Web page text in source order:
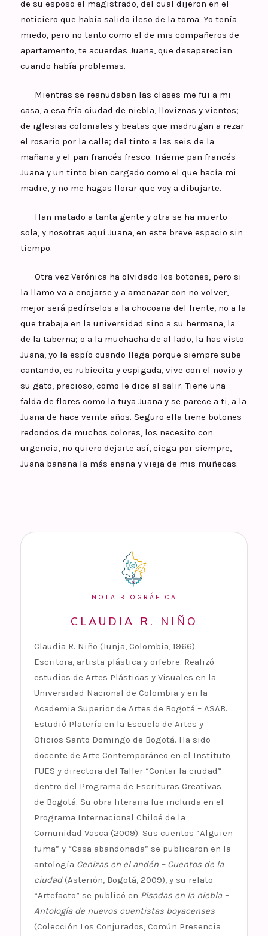
de su esposo el magistrado, del cual dijeron en el
noticiero que había salido ileso de la toma. Yo tenía
miedo, pero no tanto como el de mis compañeros de
apartamento, te acuerdas Juana, que desaparecían
cuando había problemas.
Mientras se reanudaban las clases me fui a mi
casa, a esa fría ciudad de niebla, lloviznas y vientos;
de iglesias coloniales y beatas que madrugan a rezar
el rosario por la calle; del tinto a las seis de la
mañana y el pan francés fresco. Tráeme pan francés
Juana y un tinto bien cargado como el que hacía mi
madre, y no me hagas llorar que voy a dibujarte.
Han matado a tanta gente y otra se ha muerto
sola, y nosotras aquí Juana, en este breve espacio sin
tiempo.
Otra vez Verónica ha olvidado los botones, pero si
la llamo va a enojarse y a amenazar con no volver,
mejor será pedírselos a la chocoana del frente, no a la
que trabaja en la universidad sino a su hermana, la
de la taberna; o a la muchacha de al lado, la has visto
Juana, yo la espío cuando llega porque siempre sube
cantando, es rubiecita y espigada, vive con el novio y
su gato, precioso, como le dice al salir. Tiene una
falda de flores como la tuya Juana y se parece a ti, a la
Juana de hace veinte años. Seguro ella tiene botones
redondos de muchos colores, los necesito con
urgencia, no quiero dejarte así, ciega por siempre,
Juana banana la más enana y vieja de mis muñecas.
NOTA BIOGRÁFICA
CLAUDIA R. NIÑO
Claudia R. Niño (Tunja, Colombia, 1966).
Escritora, artista plástica y orfebre. Realizó
estudios de Artes Plásticas y Visuales en la
Universidad Nacional de Colombia y en la
Academia Superior de Artes de Bogotá – ASAB.
Estudió Platería en la Escuela de Artes y
Oficios Santo Domingo de Bogotá. Ha sido
docente de Arte Contemporáneo en el Instituto
FUES y directora del Taller “Contar la ciudad”
dentro del Programa de Escrituras Creativas
de Bogotá. Su obra literaria fue incluida en el
Programa Internacional Chiloé de la
Comunidad Vasca (2009). Sus cuentos “Alguien
fuma” y “Casa abandonada” se publicaron en la
antología Cenizas en el andén – Cuentos de la
ciudad(Asterión, Bogotá, 2009), y su relato
“Artefacto” se publicó en Pisadas en la niebla –
Antología de nuevos cuentistas boyacenses
(Colección Los Conjurados, Común Presencia